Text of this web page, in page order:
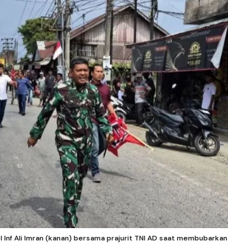
Inf Ali Imran (kanan) bersama prajurit TNI AD saat membubarkan